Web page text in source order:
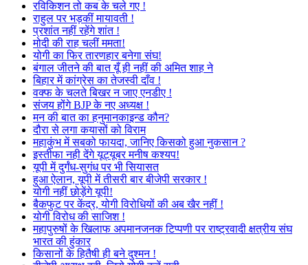
रविकिशन तो कब के चले गए !
राहुल पर भड़कीं मायावती !
प्रशांत नहीं रहेंगे शांत !
मोदी की राह चलीं ममता!
योगी का फिर तारणहार बनेगा संघ!
बंगाल जीतने की बात यूँ ही नहीं की अमित शाह ने
बिहार में कांग्रेस का तेजस्वी दाँव !
वक्फ के चलते बिखर न जाए एनडीए !
संजय होंगे BJP के नए अध्यक्ष !
मन की बात का हनुमानकाइन्ड कौन?
दौरा से लगा कयासों को विराम
महाकुंभ में सबको फायदा, जानिए किसको हुआ नुकसान ?
इस्तीफा नही देंगे यूट्यूबर मनीष कश्यप!
यूपी में दुर्गंध-सुगंध पर भी सियासत
हुआ ऐलान, यूपी में तीसरी बार बीजेपी सरकार !
योगी नहीं छोड़ेंगे यूपी!
बैकफुट पर केंद्र, योगी विरोधियों की अब खैर नहीं !
योगी विरोध की साजिश !
महापुरुषों के खिलाफ अपमानजनक टिप्पणी पर राष्ट्रवादी क्षत्रीय संघ
भारत की हुंकार
किसानों के हितैषी ही बने दुश्मन !